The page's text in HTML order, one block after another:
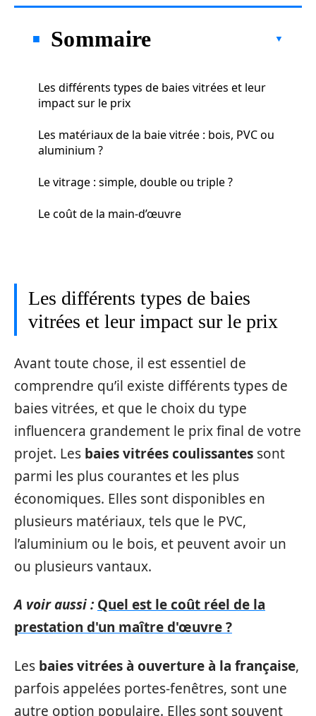
Sommaire
Les différents types de baies vitrées et leur
impact sur le prix
Les matériaux de la baie vitrée : bois, PVC ou
aluminium ?
Le vitrage : simple, double ou triple ?
Le coût de la main-d’œuvre
Les différents types de baies
vitrées et leur impact sur le prix
Avant toute chose, il est essentiel de
comprendre qu’il existe différents types de
baies vitrées, et que le choix du type
influencera grandement le prix final de votre
projet. Les baies vitrées coulissantes sont
parmi les plus courantes et les plus
économiques. Elles sont disponibles en
plusieurs matériaux, tels que le PVC,
l’aluminium ou le bois, et peuvent avoir un
ou plusieurs vantaux.
A voir aussi : Quel est le coût réel de la
prestation d'un maître d'œuvre ?
Les baies vitrées à ouverture à la française,
parfois appelées portes-fenêtres, sont une
autre option populaire. Elles sont souvent